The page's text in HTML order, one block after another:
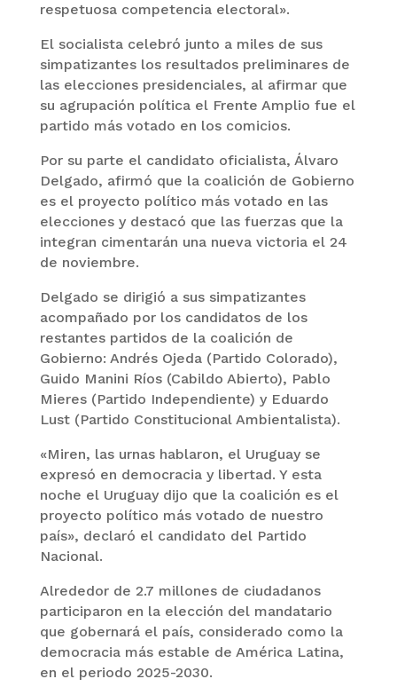
respetuosa competencia electoral».
El socialista celebró junto a miles de sus
simpatizantes los resultados preliminares de
las elecciones presidenciales, al afirmar que
su agrupación política el Frente Amplio fue el
partido más votado en los comicios.
Por su parte el candidato oficialista, Álvaro
Delgado, afirmó que la coalición de Gobierno
es el proyecto político más votado en las
elecciones y destacó que las fuerzas que la
integran cimentarán una nueva victoria el 24
de noviembre.
Delgado se dirigió a sus simpatizantes
acompañado por los candidatos de los
restantes partidos de la coalición de
Gobierno: Andrés Ojeda (Partido Colorado),
Guido Manini Ríos (Cabildo Abierto), Pablo
Mieres (Partido Independiente) y Eduardo
Lust (Partido Constitucional Ambientalista).
«Miren, las urnas hablaron, el Uruguay se
expresó en democracia y libertad. Y esta
noche el Uruguay dijo que la coalición es el
proyecto político más votado de nuestro
país», declaró el candidato del Partido
Nacional.
Alrededor de 2.7 millones de ciudadanos
participaron en la elección del mandatario
que gobernará el país, considerado como la
democracia más estable de América Latina,
en el periodo 2025-2030.